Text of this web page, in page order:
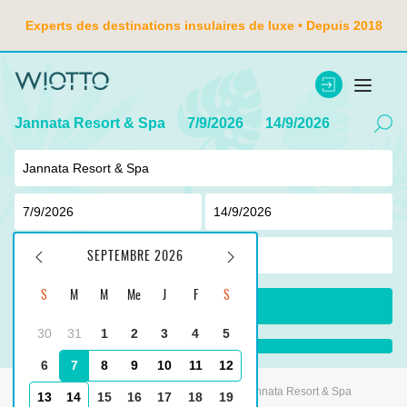
Experts des destinations insulaires de luxe • Depuis 2018
Jannata Resort & Spa 7/9/2026 14/9/2026
SEPTEMBRE 2026
S M M Me J F S
30 31 1 2 3 4 5
6 7 8 9 10 11 12
13 14 15 16 17 18 19
adulte , 0enfant
Principale Indonésie Tanjung Benoa Jannata Resort & Spa